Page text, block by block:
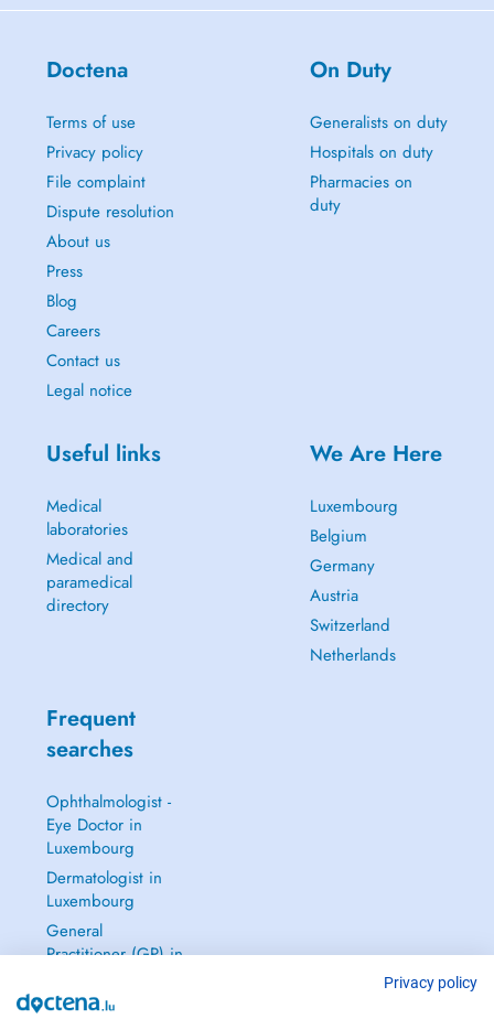
Doctena
Terms of use
Privacy policy
File complaint
Dispute resolution
About us
Press
Blog
Careers
Contact us
Legal notice
On Duty
Generalists on duty
Hospitals on duty
Pharmacies on
duty
Useful links
Medical
laboratories
Medical and
paramedical
directory
We Are Here
Luxembourg
Belgium
Germany
Austria
Switzerland
Netherlands
Frequent
searches
Ophthalmologist -
Eye Doctor in
Luxembourg
Dermatologist in
Luxembourg
General
Practitioner (GP) in
Gynecologist in
Privacy policy